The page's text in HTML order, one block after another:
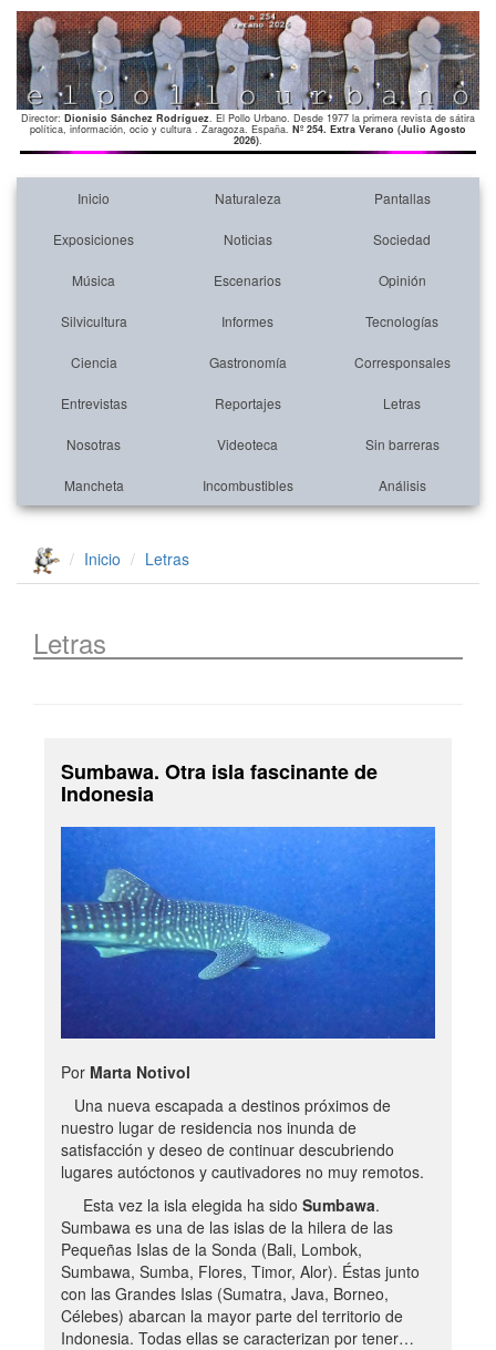
Director: Dionisio Sánchez Rodríguez. El Pollo Urbano. Desde 1977 la primera revista de sátira
política, información, ocio y cultura . Zaragoza. España. Nº 254. Extra Verano (Julio Agosto
2026).
Inicio Naturaleza Pantallas
Exposiciones Noticias Sociedad
Música Escenarios Opinión
Silvicultura Informes Tecnologías
Ciencia Gastronomía Corresponsales
Entrevistas Reportajes Letras
Nosotras Videoteca Sin barreras
Mancheta Incombustibles Análisis
Inicio Letras
Letras
Sumbawa. Otra isla fascinante de
Indonesia
Por Marta Notivol
Una nueva escapada a destinos próximos de
nuestro lugar de residencia nos inunda de
satisfacción y deseo de continuar descubriendo
lugares autóctonos y cautivadores no muy remotos.
Esta vez la isla elegida ha sido Sumbawa.
Sumbawa es una de las islas de la hilera de las
Pequeñas Islas de la Sonda (Bali, Lombok,
Sumbawa, Sumba, Flores, Timor, Alor). Éstas junto
con las Grandes Islas (Sumatra, Java, Borneo,
Célebes) abarcan la mayor parte del territorio de
Indonesia. Todas ellas se caracterizan por tener…